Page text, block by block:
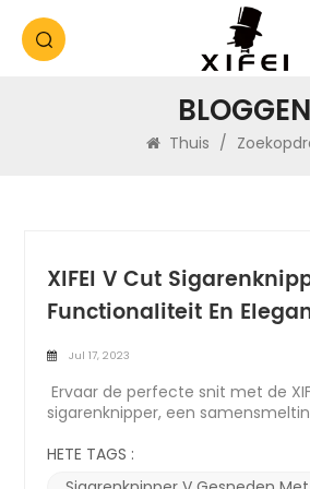
BLOGGEN
Thuis /
XIFEI V Cut
Functionaliteit En
Jul 17, 2023
Ervaar de perfecte snit met de
sigarenknipper, een
sigarenaccessoire is ontworpen
sigarengenot naar nieuwe
HETE TAGS :